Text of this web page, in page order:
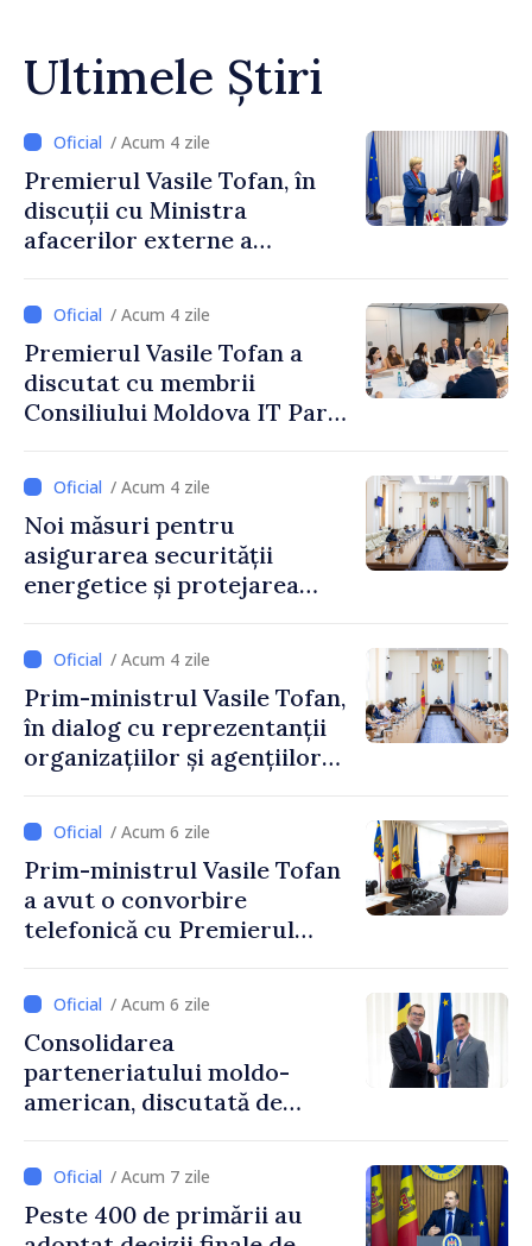
Ultimele Știri
/ Acum 4 zile
Premierul Vasile Tofan, în
discuții cu Ministra
afacerilor externe a
/ Acum 4 zile
Premierul Vasile Tofan a
discutat cu membrii
Consiliului Moldova IT Park:
industriei IT”
/ Acum 4 zile
Noi măsuri pentru
asigurarea securității
energetice și protejarea
de CNMC
/ Acum 4 zile
Prim-ministrul Vasile Tofan,
în dialog cu reprezentanții
organizațiilor și agențiilor
Moldova
/ Acum 6 zile
Prim-ministrul Vasile Tofan
a avut o convorbire
telefonică cu Premierul
/ Acum 6 zile
Consolidarea
parteneriatului moldo-
american, discutată de
și însărcinatul cu afaceri al
SUA, Nick Pietrowicz
/ Acum 7 zile
Peste 400 de primării au